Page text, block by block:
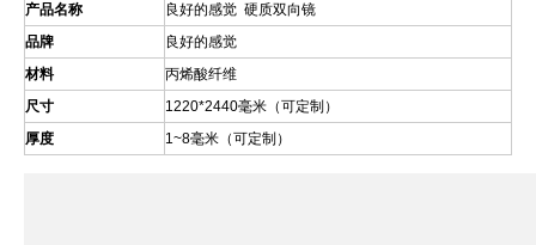
产品名称
良好的感觉 硬质双向镜
品牌
良好的感觉
材料
丙烯酸纤维
尺寸
1220*2440毫米（可定制）
厚度
1~8毫米（可定制）